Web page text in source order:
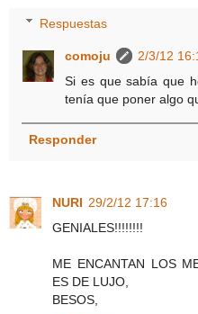
Respuestas
comoju
2/3/12
Si es que sabía que
tenía que poner algo
Responder
NURI 29/2/12 17:16
GENIALES!!!!!!!!
ME ENCANTAN LOS
ES DE LUJO,
BESOS,